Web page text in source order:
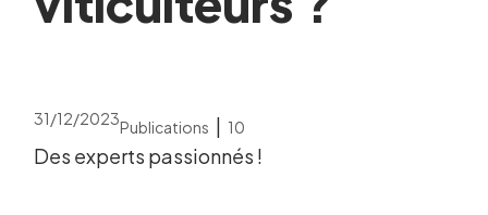
31/12/2023Publications | 10
Des experts passionnés !